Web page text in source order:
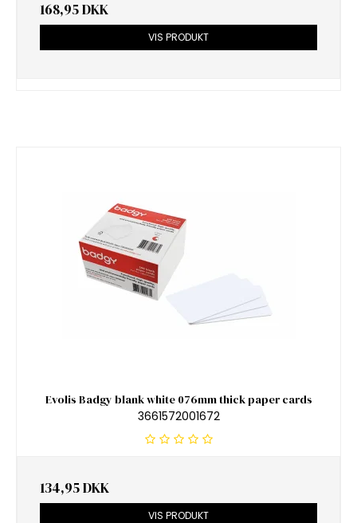
168,95 DKK
VIS PRODUKT
Evolis Badgy blank white 076mm thick paper cards
3661572001672
134,95 DKK
VIS PRODUKT